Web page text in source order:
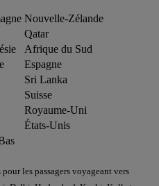
Nouvelle-Zélande
Qatar
Afrique du Sud
Espagne
Sri Lanka
Suisse
Royaume-Uni
États-Unis
les passagers voyageant vers